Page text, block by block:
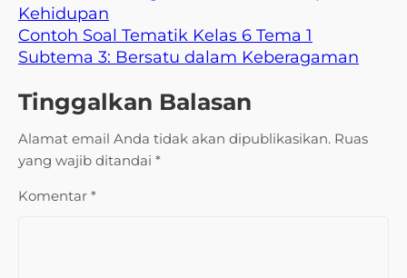
Kehidupan
Contoh Soal Tematik Kelas 6 Tema 1
Subtema 3: Bersatu dalam Keberagaman
Tinggalkan Balasan
Alamat email Anda tidak akan dipublikasikan. Ruas
yang wajib ditandai *
Komentar *